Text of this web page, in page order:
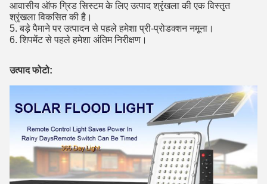
आवासीय ऑफ ग्रिड सिस्टम के लिए उत्पाद श्रृंखला की एक विस्तृत
श्रृंखला विकसित की है।
5. बड़े पैमाने पर उत्पादन से पहले हमेशा प्री-प्रोडक्शन नमूना।
6. शिपमेंट से पहले हमेशा अंतिम निरीक्षण।
उत्पाद फोटो: